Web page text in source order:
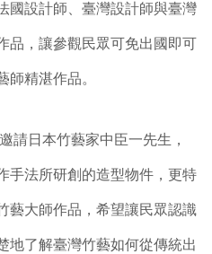
國設計師、臺灣設計師與臺灣
品，讓參觀民眾可免出國即可
師精湛作品。
請日本竹藝家中臣一先生，
手法所研創的造型物件，更特
藝大師作品，希望讓民眾認識
地了解臺灣竹藝如何從傳統出